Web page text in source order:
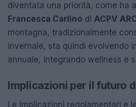
diventata una priorità, come ha
Francesca Carlino di ACPV
montagna, tradizionalmente
invernale, sta quindi evolvendo
annuale, integrando wellness e
Implicazioni per il futuro
Le implicazioni regolamentari e